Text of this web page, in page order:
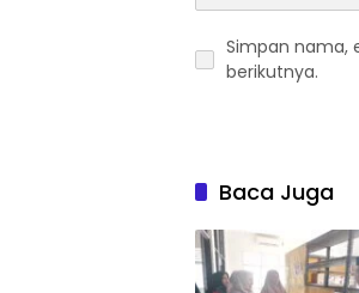
Simpan nama,
berikutnya.
Baca Juga